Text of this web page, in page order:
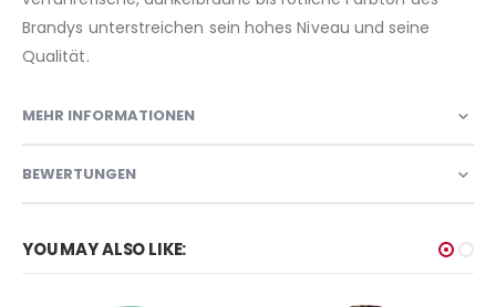
Brandys unterstreichen sein hohes Niveau und seine
Qualität.
MEHR INFORMATIONEN
BEWERTUNGEN
YOU MAY ALSO LIKE: